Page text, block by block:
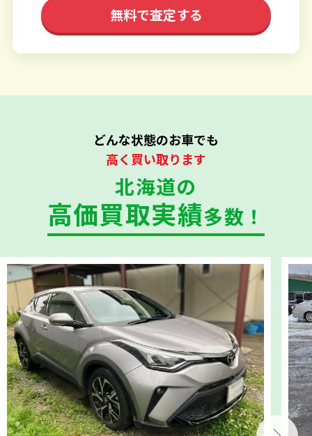
無料で査定する
どんな状態のお車でも
高く買い取ります
北海道の
高価買取実績多数！